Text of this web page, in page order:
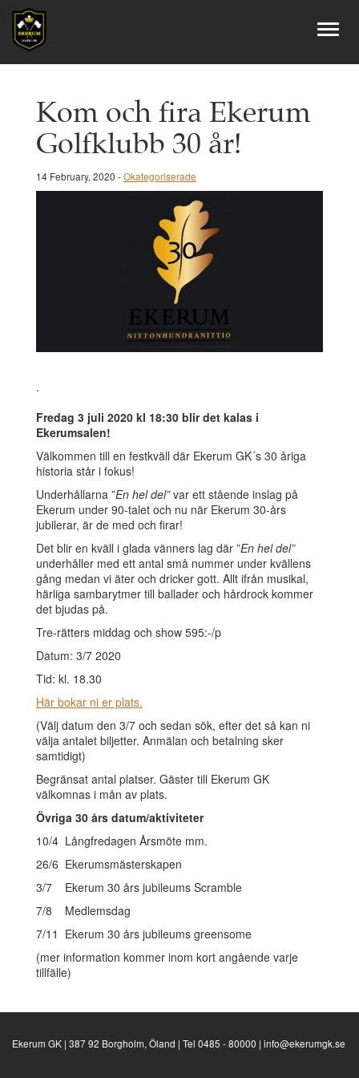
Kom och fira Ekerum
Golfklubb 30 år!
14 February, 2020 -Okategoriserade
.
Fredag 3 juli 2020 kl 18:30 blir det kalas i
Ekerumsalen!
Välkommen till en festkväll där Ekerum GK´s 30 åriga
historia står i fokus!
Underhållarna ”En hel del”var ett stående inslag på
Ekerum under 90-talet och nu när Ekerum 30-års
jubilerar, är de med och firar!
Det blir en kväll i glada vänners lag där ”En hel del”
underhåller med ett antal små nummer under kvällens
gång medan vi äter och dricker gott. Allt ifrån musikal,
härliga sambarytmer till ballader och hårdrock kommer
det bjudas på.
Tre-rätters middag och show 595:-/p
Datum: 3/7 2020
Tid: kl. 18.30
Här bokar ni er plats.
(Välj datum den 3/7 och sedan sök, efter det så kan ni
välja antalet biljetter. Anmälan och betalning sker
samtidigt)
Begränsat antal platser. Gäster till Ekerum GK
välkomnas i mån av plats.
Övriga 30 års datum/aktiviteter
10/4 Långfredagen Årsmöte mm.
26/6 Ekerumsmästerskapen
3/7 Ekerum 30 års jubileums Scramble
7/8 Medlemsdag
7/11 Ekerum 30 års jubileums greensome
(mer information kommer inom kort angående varje
tillfälle)
Ekerum GK | 387 92 Borgholm, Öland | Tel 0485 - 80000 | info@ekerumgk.se